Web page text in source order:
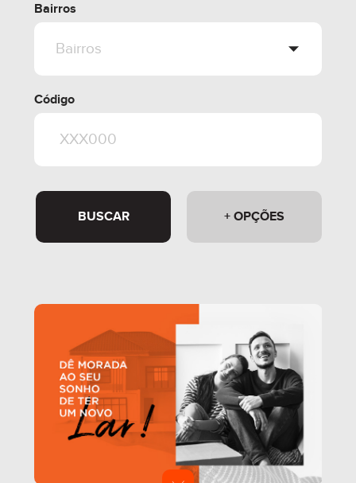
Bairros
Código
+ OPÇÕES
BUSCAR